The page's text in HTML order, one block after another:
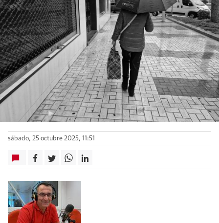
sábado, 25 octubre 2025, 11:51